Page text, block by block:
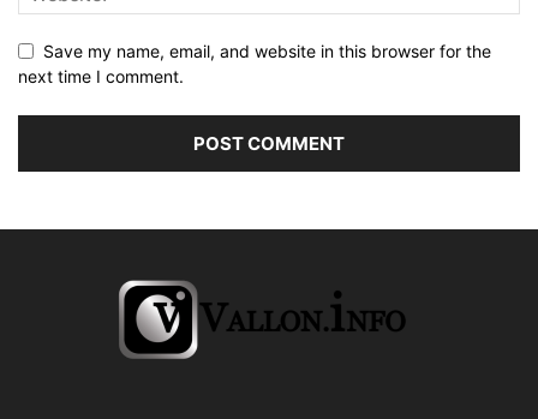
Save my name, email, and website in this browser for the
next time I comment.